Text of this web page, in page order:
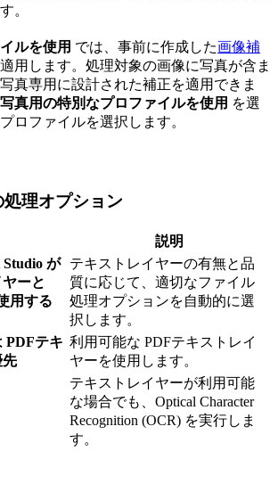
。
ルを使用 では、事前に作成した画像補
用します。処理対象の画像に写真が含ま
真専用に設計された補正を適用できま
写真用の特別なプロファイルを使用 を選
ロファイルを選択します。
理オプション
説明
が
ーと
用する
テキストレイヤーの有無と品
質に応じて、適切なファイル
処理オプションを自動的に選
択します。
PDFテキ
先
利用可能な PDFテキストレイ
ヤーを使用します。
テキストレイヤーが利用可能
な場合でも、Optical Character
Recognition (OCR) を実行しま
す。